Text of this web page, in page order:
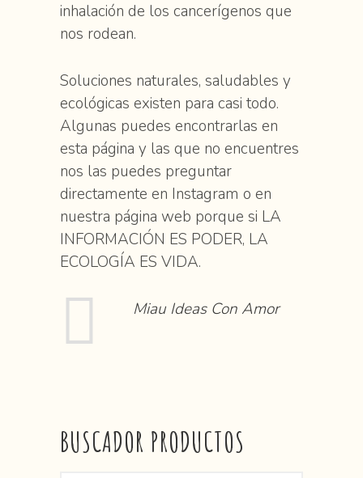
inhalación de los cancerígenos que
nos rodean.
Soluciones naturales, saludables y
ecológicas existen para casi todo.
Algunas puedes encontrarlas en
esta página y las que no encuentres
nos las puedes preguntar
directamente en Instagram o en
nuestra página web porque si LA
INFORMACIÓN ES PODER, LA
ECOLOGÍA ES VIDA.
Miau Ideas Con Amor
BUSCADOR PRODUCTOS